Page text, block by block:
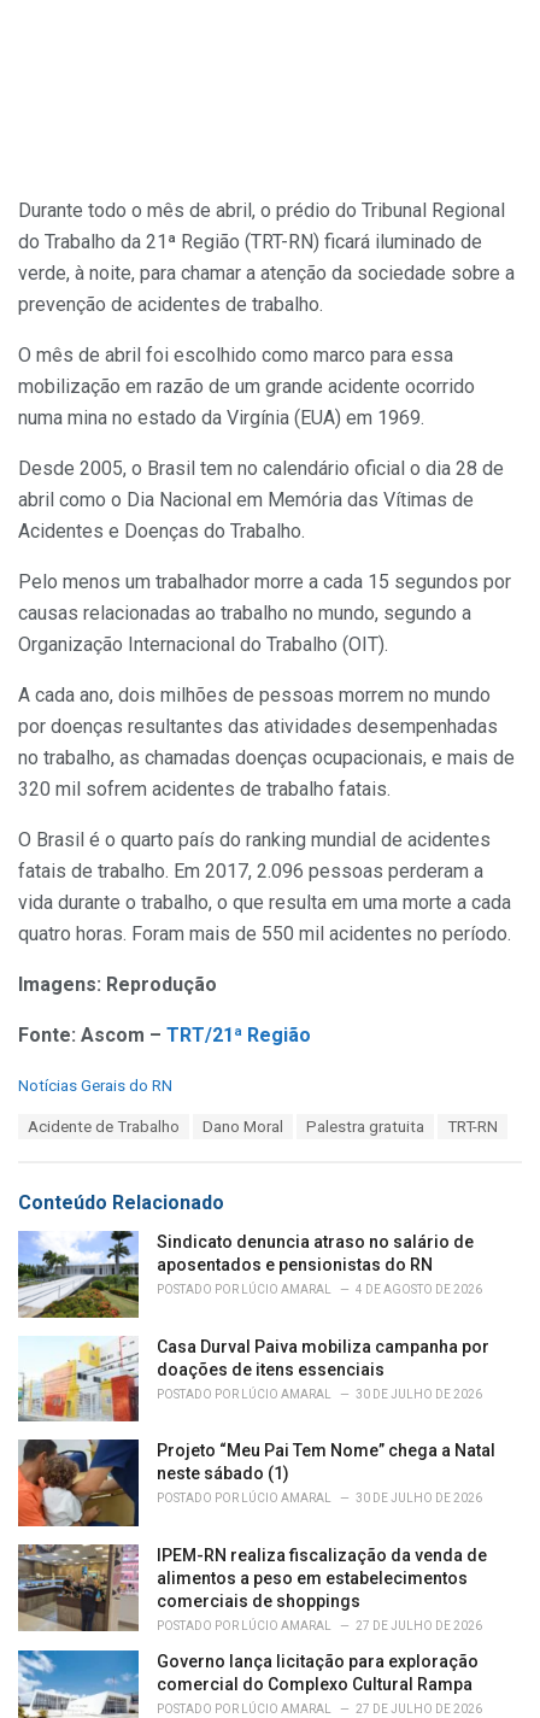
Durante todo o mês de abril, o prédio do Tribunal Regional
do Trabalho da 21ª Região (TRT-RN) ficará iluminado de
verde, à noite, para chamar a atenção da sociedade sobre a
prevenção de acidentes de trabalho.
O mês de abril foi escolhido como marco para essa
mobilização em razão de um grande acidente ocorrido
numa mina no estado da Virgínia (EUA) em 1969.
Desde 2005, o Brasil tem no calendário oficial o dia 28 de
abril como o Dia Nacional em Memória das Vítimas de
Acidentes e Doenças do Trabalho.
Pelo menos um trabalhador morre a cada 15 segundos por
causas relacionadas ao trabalho no mundo, segundo a
Organização Internacional do Trabalho (OIT).
A cada ano, dois milhões de pessoas morrem no mundo
por doenças resultantes das atividades desempenhadas
no trabalho, as chamadas doenças ocupacionais, e mais de
320 mil sofrem acidentes de trabalho fatais.
O Brasil é o quarto país do ranking mundial de acidentes
fatais de trabalho. Em 2017, 2.096 pessoas perderam a
vida durante o trabalho, o que resulta em uma morte a cada
quatro horas. Foram mais de 550 mil acidentes no período.
Imagens: Reprodução
Fonte: Ascom – TRT/21ª Região
C
o
r
i
e
s
:
Notícias Gerais do RN
:
Acidente de Trabalho Dano Moral Palestra gratuita TRT-RN
Conteúdo Relacionado
Sindicato denuncia atraso no salário de
aposentados e pensionistas do RN
POSTADO POR LÚCIO AMARAL 4 DE AGOSTO DE 2026
Casa Durval Paiva mobiliza campanha por
doações de itens essenciais
POSTADO POR LÚCIO AMARAL 30 DE JULHO DE 2026
Projeto “Meu Pai Tem Nome” chega a Natal
neste sábado (1)
POSTADO POR LÚCIO AMARAL 30 DE JULHO DE 2026
IPEM-RN realiza fiscalização da venda de
alimentos a peso em estabelecimentos
comerciais de shoppings
POSTADO POR LÚCIO AMARAL 27 DE JULHO DE 2026
Governo lança licitação para exploração
comercial do Complexo Cultural Rampa
POSTADO POR LÚCIO AMARAL 27 DE JULHO DE 2026